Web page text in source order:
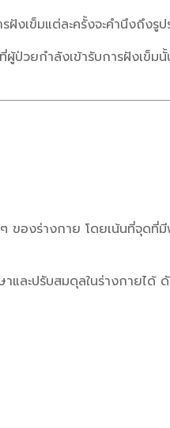
ฝังเข็มแต่ละครั้งจะคำนึงถึง
ป่วยกำลังเข้ารับการฝังเข็ม
ของร่างกาย โดยเน้นที่จุด
และปรับสมดุลในร่างกายได้